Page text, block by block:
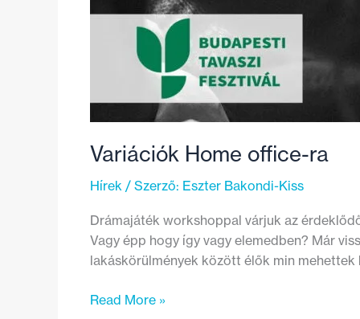
Variációk Home office-ra
Hírek / Szerző: Eszter Bakondi-Kiss
Drámajáték workshoppal várjuk az
Vagy épp hogy így vagy elemedben? Már
lakáskörülmények között élők min
Variációk
Read More »